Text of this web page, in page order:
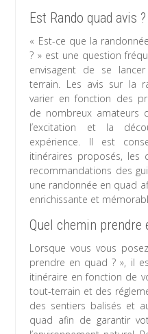
Est Rando quad avis ?
« Est-ce que la
? » est une question
envisagent de se
terrain. Les avis sur la
varier en fonction des
de nombreux amateurs
l’excitation et la
expérience. Il est
itinéraires proposés, les
recommandations des
une randonnée en quad
enrichissante et
Quel chemin prendre
Lorsque vous vous
prendre en quad ? », il
itinéraire en fonction de
tout-terrain et des
des sentiers balisés et
quad afin de garantir